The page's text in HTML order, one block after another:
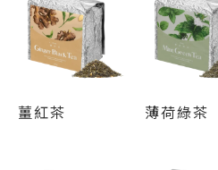
薑紅茶 薄荷綠茶